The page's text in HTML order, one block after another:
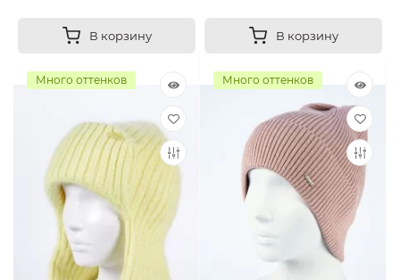
В корзину В корзину
Много оттенков Много оттенков